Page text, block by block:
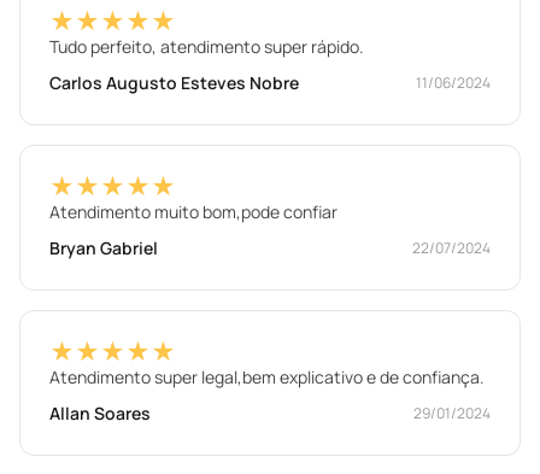
★★★★★
Tudo perfeito, atendimento super rápido.
Carlos Augusto Esteves Nobre
11/06/2024
★★★★★
Atendimento muito bom,pode confiar
Bryan Gabriel
22/07/2024
★★★★★
Atendimento super legal,bem explicativo e de confiança.
Allan Soares
29/01/2024